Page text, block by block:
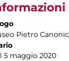
Pietro
5 maggio 2020